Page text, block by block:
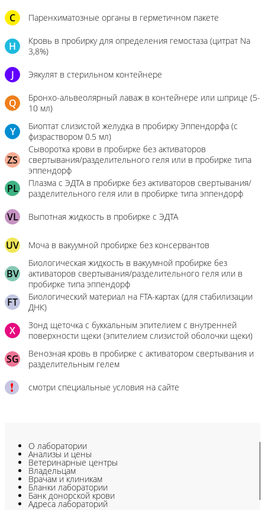
C Паренхиматозные органы в герметичном пакете
H
Кровь в пробирку для определения гемостаза (цитрат Na
3,8%)
J Эякулят в стерильном контейнере
Q
Бронхо-альвеолярный лаваж в контейнере или шприце (5-
10 мл)
Y
Биоптат слизистой желудка в пробирку Эппендорфа (с
физраствором 0.5 мл)
ZS
Сыворотка крови в пробирке без активаторов
свертывания/разделительного геля или в пробирке типа
эппендорф
PL
Плазма с ЭДТА в пробирке без активаторов свертывания/
разделительного геля или в пробирке типа эппендорф
VL Выпотная жидкость в пробирке с ЭДТА
UV Моча в вакуумной пробирке без консервантов
BV
Биологическая жидкость в вакуумной пробирке без
активаторов свертывания/разделительного геля или в
пробирке типа эппендорф
FT
Биологический материал на FTA-картах (для стабилизации
ДНК)
X
Зонд щеточка с буккальным эпителием с внутренней
поверхности щеки (эпителием слизистой оболочки щеки)
SG
Венозная кровь в пробирке с активатором свертывания и
разделительным гелем
смотри специальные условия на сайте
О лаборатории
Анализы и цены
Ветеринарные центры
Владельцам
Врачам и клиникам
Бланки лаборатории
Банк донорской крови
Адреса лабораторий